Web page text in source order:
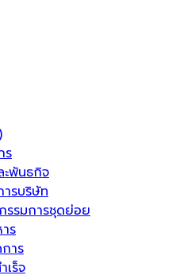
ร
ะพันธกิจ
รบริษัท
รรมการชุดย่อย
ร
าร
เร็จ